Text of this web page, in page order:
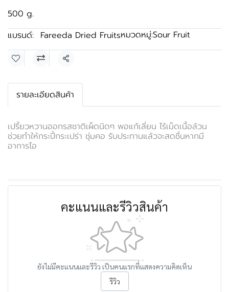
500 g.
แบรนด์:
Fareeda Dried Fruitsหมวดหมู่:Sour Fruit
แชร์
รายละเอียดสินค้า
เปรี้ยวหวานออกรสชาติเผ็ดนิดๆ พอแก้เลี่ยน ไร้เม็ดเนื้อล้วน
ช่วยทำให้กระปี้กระเปร่า ชุ่มคอ รับประทานแล้วจะสดชื่นหากมี
อาการไอ
คะแนนและรีวิวสินค้า
ยังไม่มีคะแนนและรีวิว เป็นคนแรกที่แสดงความคิดเห็น
รีวิว